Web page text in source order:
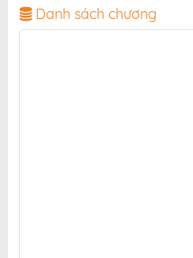
nghiệm đọc truyện hấp dẫn,
phí cho độc giả yêu thích
Danh sách chương